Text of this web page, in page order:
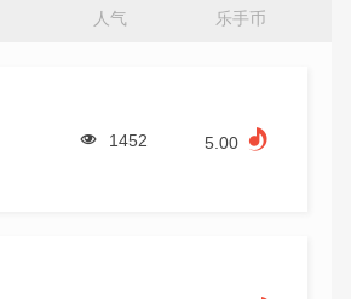
人气 乐手币
1452 5.00